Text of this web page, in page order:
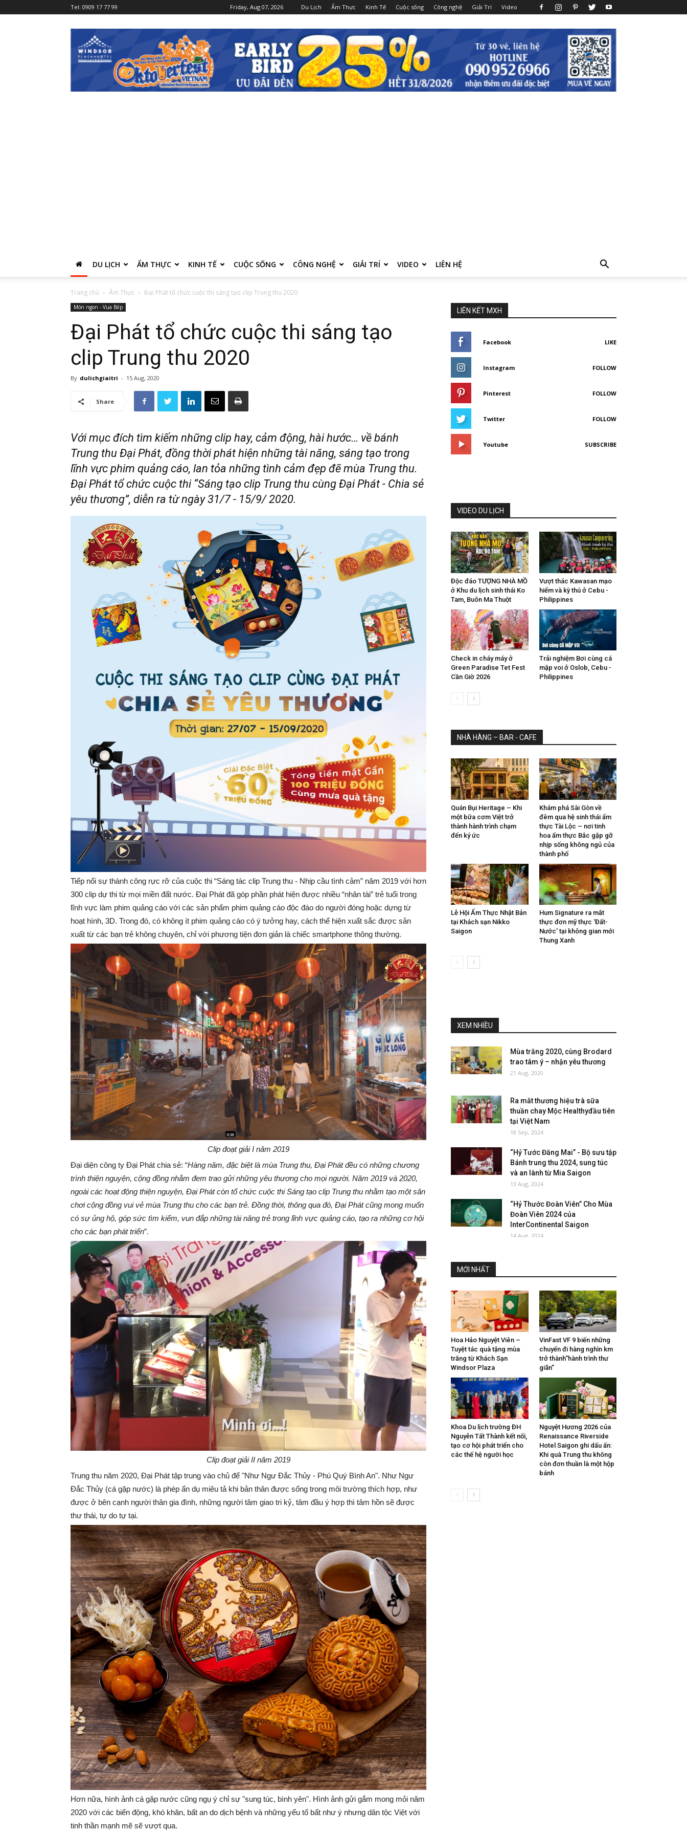
Friday, Aug 07, 2026 Du Lịch Ẩm Thực Kinh Tế Cuộc sống Công nghệ Giải Trí Video
Tel: 0909 17 77 99
Dulichgiaitri
DU LỊCH ẨM THỰC KINH TẾ CUỘC SỐNG CÔNG NGHỆ GIẢI TRÍ VIDEO LIÊN HỆ
Trang chủ Ẩm Thực Đại Phát tổ chức cuộc thi sáng tạo clip Trung thu 2020
Món ngon - Vua Bếp
Đại Phát tổ chức cuộc thi sáng tạo
clip Trung thu 2020
By dulichgiaitri - 15 Aug, 2020
Share
Với mục đích tìm kiếm những clip hay, cảm động, hài hước… về bánh
Trung thu Đại Phát, đồng thời phát hiện những tài năng, sáng tạo trong
lĩnh vực phim quảng cáo, lan tỏa những tình cảm đẹp đẽ mùa Trung thu.
Đại Phát tổ chức cuộc thi “Sáng tạo clip Trung thu cùng Đại Phát - Chia sẻ
yêu thương”, diễn ra từ ngày 31/7 - 15/9/ 2020.
Tiếp nối sự thành công rực rỡ của cuộc thi “Sáng tác clip Trung thu - Nhịp cầu tình cảm” năm 2019 với hơn
300 clip dự thi từ mọi miền đất nước. Đại Phát đã góp phần phát hiện được nhiều “nhân tài” trẻ tuổi trong
lĩnh vực làm phim quảng cáo với các sản phẩm phim quảng cáo độc đáo do người đóng hoặc dựng từ
hoạt hình, 3D. Trong đó, có không ít phim quảng cáo có ý tưởng hay, cách thể hiện xuất sắc được sản
xuất từ các bạn trẻ không chuyên, chỉ với phương tiện đơn giản là chiếc smartphone thông thường.
Clip đoạt giải I năm 2019
Đại diện công ty Đại Phát chia sẻ: “Hàng năm, đặc biệt là mùa Trung thu, Đại Phát đều có những chương
trình thiện nguyện, cộng đồng nhằm đem trao gửi những yêu thương cho mọi người. Năm 2019 và 2020,
ngoài các hoạt động thiện nguyện, Đại Phát còn tổ chức cuộc thi Sáng tạo clip Trung thu nhằm tạo một sân
chơi cộng đồng vui vẻ mùa Trung thu cho các bạn trẻ. Đồng thời, thông qua đó, Đại Phát cũng mong muốn
có sự ủng hộ, góp sức tìm kiếm, vun đắp những tài năng trẻ trong lĩnh vực quảng cáo, tạo ra những cơ hội
cho các bạn phát triển”.
Clip đoạt giải II năm 2019
Trung thu năm 2020, Đại Phát tập trung vào chủ để "Như Ngư Đắc Thủy - Phú Quý Bình An". Như Ngư
Đắc Thủy (cá gặp nước) là phép ẩn dụ miêu tả khi bản thân được sống trong môi trường thích hợp, như
được ở bên cạnh người thân gia đình, những người tâm giao tri kỷ, tâm đầu ý hợp thì tâm hồn sẽ được
thư thái, tự do tự tại.
Hơn nữa, hình ảnh cá gặp nước cũng ngụ ý chỉ sự "sung túc, bình yên". Hình ảnh gửi gắm mong mỏi năm
2020 với các biến động, khó khăn, bất an do dịch bệnh và những yếu tố bất như ý nhưng dân tộc Việt với
tinh thần mạnh mẽ sẽ vượt qua.
LIÊN KẾT MXH
Facebook LIKE
Instagram FOLLOW
Pinterest FOLLOW
Twitter FOLLOW
Youtube SUBSCRIBE
VIDEO DU LỊCH
Độc đáo TƯỢNG NHÀ MỒ
ở Khu du lịch sinh thái Ko
Tam, Buôn Ma Thuột
Vượt thác Kawasan mạo
hiểm và kỳ thú ở Cebu -
Philippines
Check in cháy máy ở
Green Paradise Tet Fest
Cần Giờ 2026
Trải nghiệm Bơi cùng cá
mập voi ở Oslob, Cebu -
Philippines
NHÀ HÀNG – BAR - CAFE
Quán Bụi Heritage – Khi
một bữa cơm Việt trở
thành hành trình chạm
đến ký ức
Khám phá Sài Gòn về
đêm qua hệ sinh thái ẩm
thực Tài Lộc – nơi tinh
hoa ẩm thực Bắc gặp gỡ
nhịp sống không ngủ của
thành phố
Lễ Hội Ẩm Thực Nhật Bản
tại Khách sạn Nikko
Saigon
Hum Signature ra mắt
thực đơn mỹ thực ‘Đất-
Nước’ tại không gian mới
Thung Xanh
XEM NHIỀU
Mùa trăng 2020, cùng Brodard
trao tâm ý – nhận yêu thương
21 Aug, 2020
Ra mắt thương hiệu trà sữa
thuần chay Mộc Healthyđầu tiên
tại Việt Nam
18 Sep, 2024
“Hỷ Tước Đăng Mai” - Bộ sưu tập
Bánh trung thu 2024, sung túc
và an lành từ Mia Saigon
13 Aug, 2024
“Hỷ Thước Đoàn Viên” Cho Mùa
Đoàn Viên 2024 của
InterContinental Saigon
14 Aug, 2024
MỚI NHẤT
Hoa Hảo Nguyệt Viên –
Tuyệt tác quà tặng mùa
trăng từ Khách Sạn
Windsor Plaza
VinFast VF 9 biến những
chuyến đi hàng nghìn km
trở thành“hành trình thư
giãn”
Khoa Du lịch trường ĐH
Nguyễn Tất Thành kết nối,
tạo cơ hội phát triển cho
các thế hệ người học
Nguyệt Hương 2026 của
Renaissance Riverside
Hotel Saigon ghi dấu ấn:
Khi quà Trung thu không
còn đơn thuần là một hộp
bánh